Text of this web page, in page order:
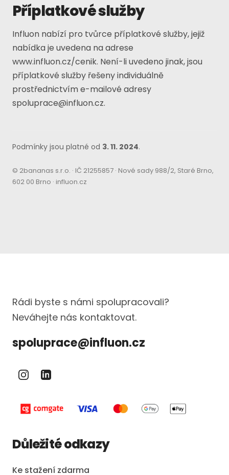
Příplatkové služby
Influon nabízí pro tvůrce příplatkové služby, jejiž
nabídka je uvedena na adrese
www.influon.cz/cenik. Není-li uvedeno jinak, jsou
příplatkové služby řešeny individuálně
prostřednictvím e-mailové adresy
spoluprace@influon.cz.
Podmínky jsou platné od 3. 11. 2024.
© 2bananas s.r.o. · IČ 21255857 · Nové sady 988/2, Staré Brno,
602 00 Brno · influon.cz
Rádi byste s námi spolupracovali?
Neváhejte nás kontaktovat.
spoluprace@influon.cz
Důležité odkazy
Ke stažení zdarma